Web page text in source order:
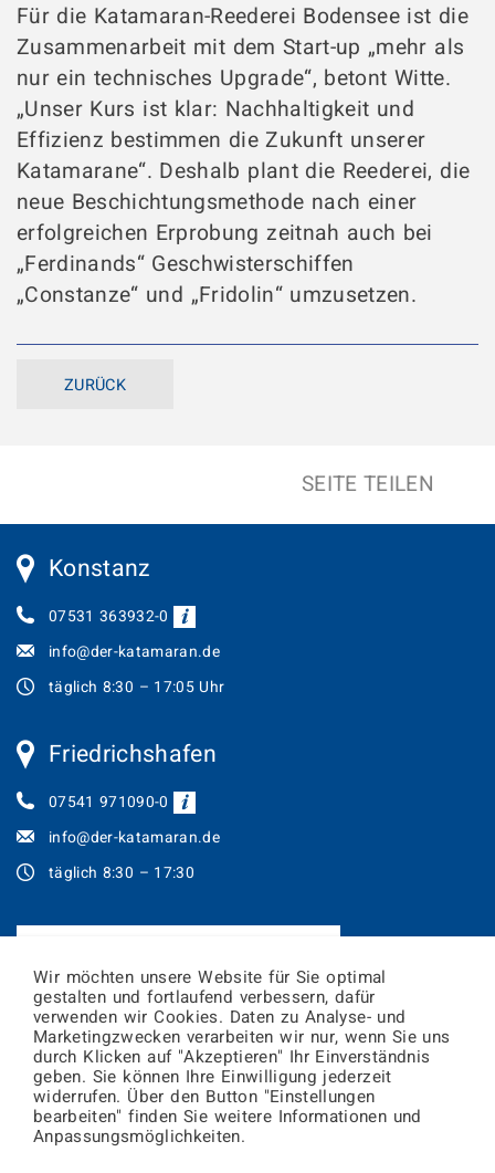
Für die Katamaran-Reederei Bodensee ist die
Zusammenarbeit mit dem Start-up „mehr als
nur ein technisches Upgrade“, betont Witte.
„Unser Kurs ist klar: Nachhaltigkeit und
Effizienz bestimmen die Zukunft unserer
Katamarane“. Deshalb plant die Reederei, die
neue Beschichtungsmethode nach einer
erfolgreichen Erprobung zeitnah auch bei
„Ferdinands“ Geschwisterschiffen
„Constanze“ und „Fridolin“ umzusetzen.
ZURÜCK
SEITE TEILEN
Konstanz
07531 363932-0
info@der-katamaran.de
täglich 8:30 – 17:05 Uhr
Friedrichshafen
07541 971090-0
info@der-katamaran.de
täglich 8:30 – 17:30
Newsletter abonnieren
Mail
Adresse
Zur
Wettervorschau
Friedrichshafen
Konstanz
Wir möchten unsere Website für Sie optimal
gestalten und fortlaufend verbessern, dafür
verwenden wir Cookies. Daten zu Analyse- und
Marketingzwecken verarbeiten wir nur, wenn Sie uns
durch Klicken auf "Akzeptieren" Ihr Einverständnis
geben. Sie können Ihre Einwilligung jederzeit
widerrufen. Über den Button "Einstellungen
bearbeiten" finden Sie weitere Informationen und
Anpassungsmöglichkeiten.